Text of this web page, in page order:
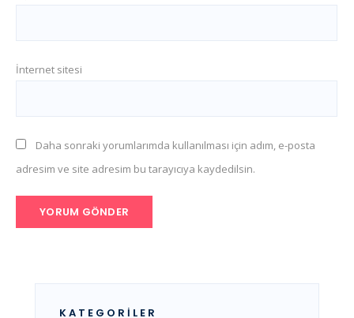
İnternet sitesi
Daha sonraki yorumlarımda kullanılması için adım, e-posta
adresim ve site adresim bu tarayıcıya kaydedilsin.
KATEGORILER